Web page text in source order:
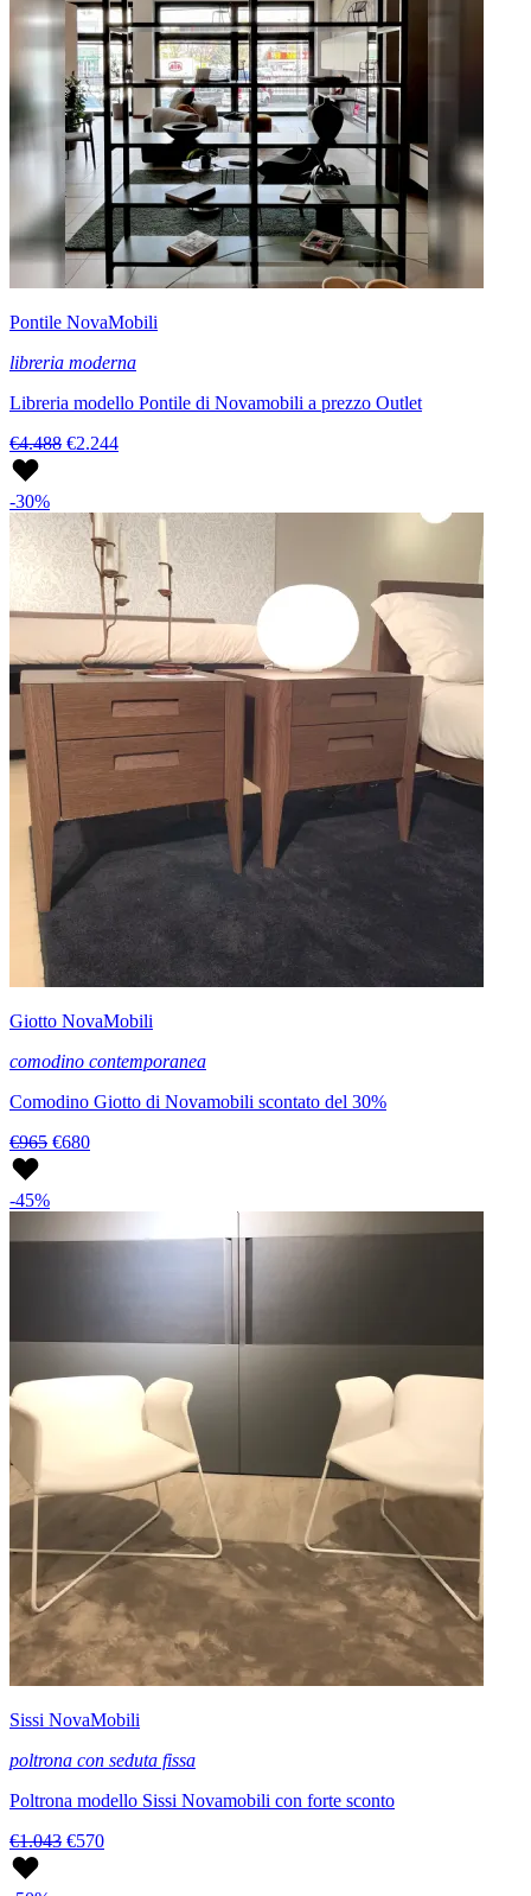
Pontile NovaMobili
libreria moderna
Libreria modello Pontile di Novamobili a prezzo Outlet
€4.488 €2.244
-30%
Giotto NovaMobili
comodino contemporanea
Comodino Giotto di Novamobili scontato del 30%
€965 €680
-45%
Sissi NovaMobili
poltrona con seduta fissa
Poltrona modello Sissi Novamobili con forte sconto
€1.043 €570